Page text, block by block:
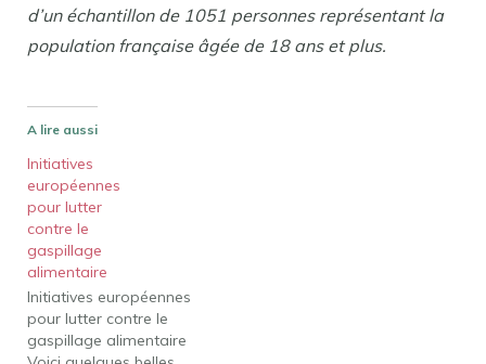
d’un échantillon de 1051 personnes représentant la
population française âgée de 18 ans et plus.
A lire aussi
Initiatives
européennes
pour lutter
contre le
gaspillage
alimentaire
Initiatives européennes
pour lutter contre le
gaspillage alimentaire